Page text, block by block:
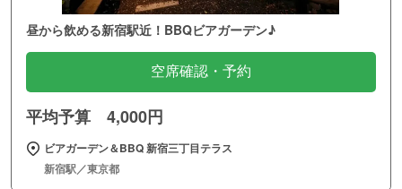
昼から飲める新宿駅近！BBQビアガーデン♪
空席確認・予約
平均予算 4,000円
ビアガーデン＆BBQ 新宿三丁目テラス
新宿駅／東京都